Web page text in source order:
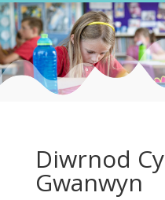
Diwrnod
Gwanwyn